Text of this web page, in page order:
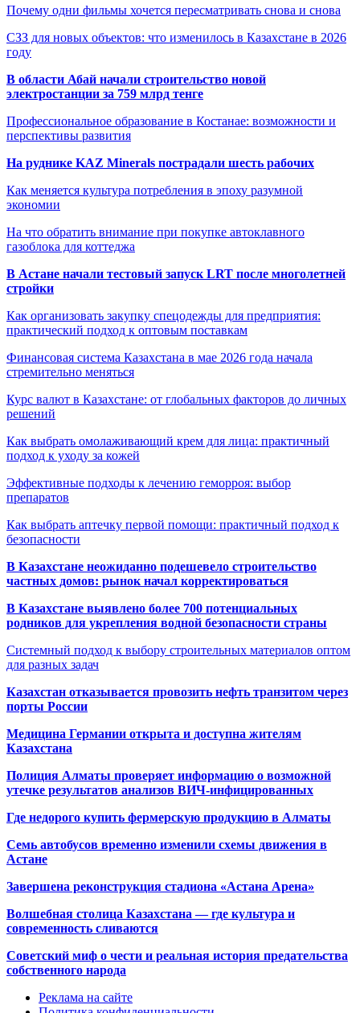
Почему одни фильмы хочется пересматривать снова и снова
СЗЗ для новых объектов: что изменилось в Казахстане в 2026
году
В области Абай начали строительство новой
электростанции за 759 млрд тенге
Профессиональное образование в Костанае: возможности и
перспективы развития
На руднике KAZ Minerals пострадали шесть рабочих
Как меняется культура потребления в эпоху разумной
экономии
На что обратить внимание при покупке автоклавного
газоблока для коттеджа
В Астане начали тестовый запуск LRT после многолетней
стройки
Как организовать закупку спецодежды для предприятия:
практический подход к оптовым поставкам
Финансовая система Казахстана в мае 2026 года начала
стремительно меняться
Курс валют в Казахстане: от глобальных факторов до личных
решений
Как выбрать омолаживающий крем для лица: практичный
подход к уходу за кожей
Эффективные подходы к лечению геморроя: выбор
препаратов
Как выбрать аптечку первой помощи: практичный подход к
безопасности
В Казахстане неожиданно подешевело строительство
частных домов: рынок начал корректироваться
В Казахстане выявлено более 700 потенциальных
родников для укрепления водной безопасности страны
Системный подход к выбору строительных материалов оптом
для разных задач
Казахстан отказывается провозить нефть транзитом через
порты России
Медицина Германии открыта и доступна жителям
Казахстана
Полиция Алматы проверяет информацию о возможной
утечке результатов анализов ВИЧ-инфицированных
Где недорого купить фермерскую продукцию в Алматы
Семь автобусов временно изменили схемы движения в
Астане
Завершена реконструкция стадиона «Астана Арена»
Волшебная столица Казахстана — где культура и
современность сливаются
Советский миф о чести и реальная история предательства
собственного народа
Реклама на сайте